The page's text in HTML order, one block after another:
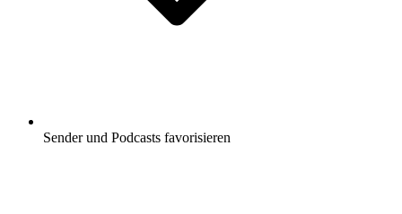
Sender und Podcasts favorisieren